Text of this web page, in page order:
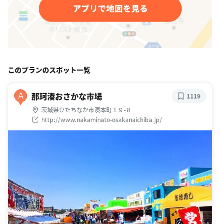
このプランのスポット一覧
A 那珂湊おさかな市場
茨城県ひたちなか市湊本町１９-８
http://www.nakaminato-osakanaichiba.jp/
1119